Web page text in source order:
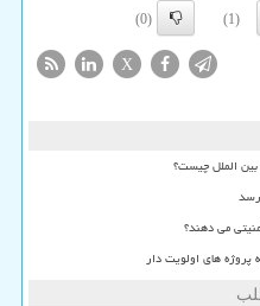
(1)
(0)
X
رسد
می دهند؟
پروژه های اولویت دار